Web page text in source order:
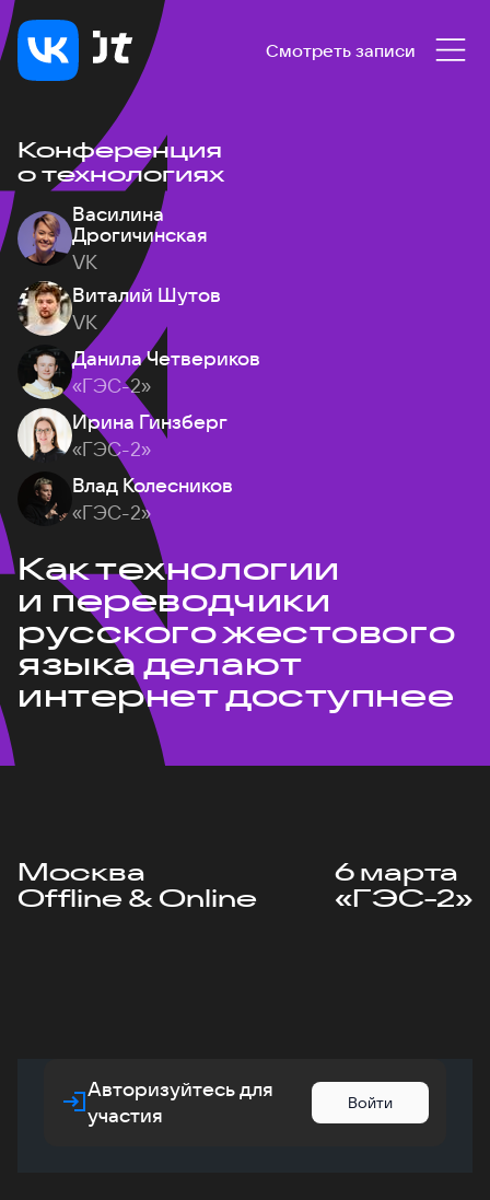
Смотреть записи
Конференция
о технологиях
Василина
Дрогичинская
VK
Виталий Шутов
VK
Данила Четвериков
«ГЭС-2»
Ирина Гинзберг
«ГЭС-2»
Влад Колесников
«ГЭС-2»
Как технологии
и переводчики
русского жестового
языка делают
интернет доступнее
Москва
Offline & Online
6 марта
«ГЭС-2»
Авторизуйтесь для
участия
Войти